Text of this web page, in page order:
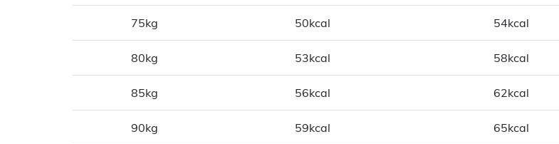
75kg 50kcal 54kcal
80kg 53kcal 58kcal
85kg 56kcal 62kcal
90kg 59kcal 65kcal